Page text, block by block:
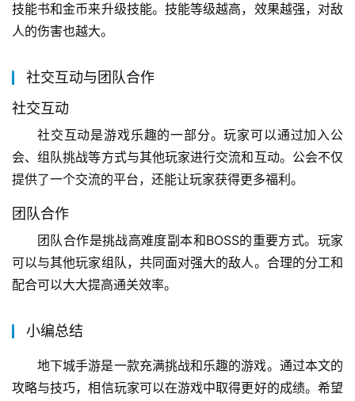
技能书和金币来升级技能。技能等级越高，效果越强，对敌
人的伤害也越大。
社交互动与团队合作
社交互动
社交互动是游戏乐趣的一部分。玩家可以通过加入公
会、组队挑战等方式与其他玩家进行交流和互动。公会不仅
提供了一个交流的平台，还能让玩家获得更多福利。
团队合作
团队合作是挑战高难度副本和BOSS的重要方式。玩家
可以与其他玩家组队，共同面对强大的敌人。合理的分工和
配合可以大大提高通关效率。
小编总结
地下城手游是一款充满挑战和乐趣的游戏。通过本文的
攻略与技巧，相信玩家可以在游戏中取得更好的成绩。希望